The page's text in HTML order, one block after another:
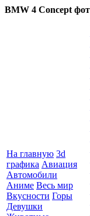
BMW 4 Concept
На главную 3d
графика Авиация
Автомобили
Аниме Весь мир
Вкусности Горы
Девушки